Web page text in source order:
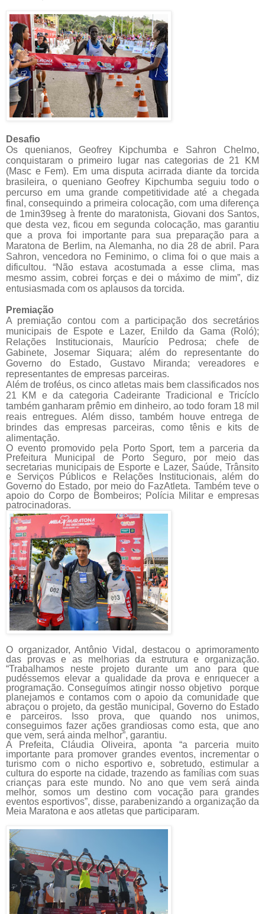
Desafio
Os quenianos, Geofrey Kipchumba e Sahron Chelmo,
conquistaram o primeiro lugar nas categorias de 21 KM
(Masc e Fem). Em uma disputa acirrada diante da torcida
brasileira, o queniano Geofrey Kipchumba seguiu todo o
percurso em uma grande competitividade até a chegada
final, consequindo a primeira colocação, com uma diferença
de 1min39seg à frente do maratonista, Giovani dos Santos,
que desta vez, ficou em segunda colocação, mas garantiu
que a prova foi importante para sua preparação para a
Maratona de Berlim, na Alemanha, no dia 28 de abril. Para
Sahron, vencedora no Feminimo, o clima foi o que mais a
dificultou. “Não estava acostumada a esse clima, mas
mesmo assim, cobrei forças e dei o máximo de mim”, diz
entusiasmada com os aplausos da torcida.
Premiação
A premiação contou com a participação dos secretários
municipais de Espote e Lazer, Enildo da Gama (Roló);
Relações Institucionais, Maurício Pedrosa; chefe de
Gabinete, Josemar Siquara; além do representante do
Governo do Estado, Gustavo Miranda; vereadores e
representantes de empresas parceiras.
Além de troféus, os cinco atletas mais bem classificados nos
21 KM e da categoria Cadeirante Tradicional e Tricíclo
também ganharam prêmio em dinheiro, ao todo foram 18 mil
reais entregues. Além disso, também houve entrega de
brindes das empresas parceiras, como tênis e kits de
alimentação.
O evento promovido pela Porto Sport, tem a parceria da
Prefeitura Municipal de Porto Seguro, por meio das
secretarias municipais de Esporte e Lazer, Saúde, Trânsito
e Serviços Públicos e Relações Institucionais, além do
Governo do Estado, por meio do FazAtleta. Também teve o
apoio do Corpo de Bombeiros; Polícia Militar e empresas
patrocinadoras.
O organizador, Antônio Vidal, destacou o aprimoramento
das provas e as melhorias da estrutura e organização.
“Trabalhamos neste projeto durante um ano para que
pudéssemos elevar a qualidade da prova e enriquecer a
programação. Conseguímos atingir nosso objetivo porque
planejamos e contamos com o apoio da comunidade que
abraçou o projeto, da gestão municipal, Governo do Estado
e parceiros. Isso prova, que quando nos unimos,
conseguimos fazer ações grandiosas como esta, que ano
que vem, será ainda melhor”, garantiu.
A Prefeita, Cláudia Oliveira, aponta “a parceria muito
importante para promover grandes eventos, incrementar o
turismo com o nicho esportivo e, sobretudo, estimular a
cultura do esporte na cidade, trazendo as famílias com suas
crianças para este mundo. No ano que vem será ainda
melhor, somos um destino com vocação para grandes
eventos esportivos”, disse, parabenizando a organização da
Meia Maratona e aos atletas que participaram.